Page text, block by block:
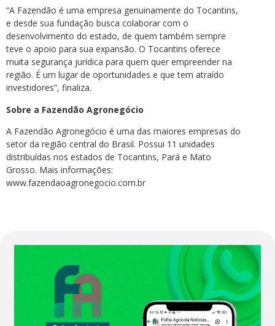
“A Fazendão é uma empresa genuinamente do Tocantins,
e desde sua fundação busca colaborar com o
desenvolvimento do estado, de quem também sempre
teve o apoio para sua expansão. O Tocantins oferece
muita segurança jurídica para quem quer empreender na
região. É um lugar de oportunidades e que tem atraído
investidores”, finaliza.
Sobre a Fazendão Agronegócio
A Fazendão Agronegócio é uma das maiores empresas do
setor da região central do Brasil. Possui 11 unidades
distribuídas nos estados de Tocantins, Pará e Mato
Grosso. Mais informações:
www.fazendaoagronegocio.com.br